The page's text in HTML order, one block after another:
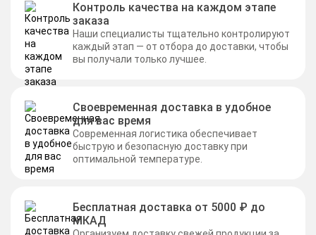
Контроль качества на каждом этапе
заказа
Наши специалисты тщательно контролируют
каждый этап — от отбора до доставки, чтобы
вы получали только лучшее.
Своевременная доставка в удобное
для вас время
Современная логистика обеспечивает
быструю и безопасную доставку при
оптимальной температуре.
Бесплатная доставка от 5000 ₽ до
МКАД